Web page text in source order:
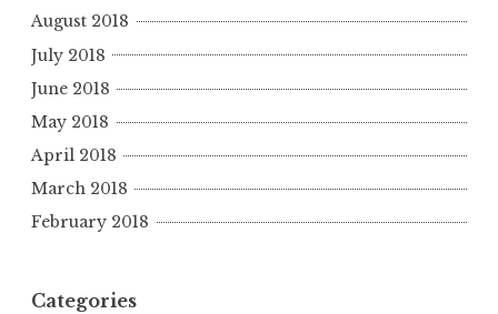
August 2018
July 2018
June 2018
May 2018
April 2018
March 2018
February 2018
Categories